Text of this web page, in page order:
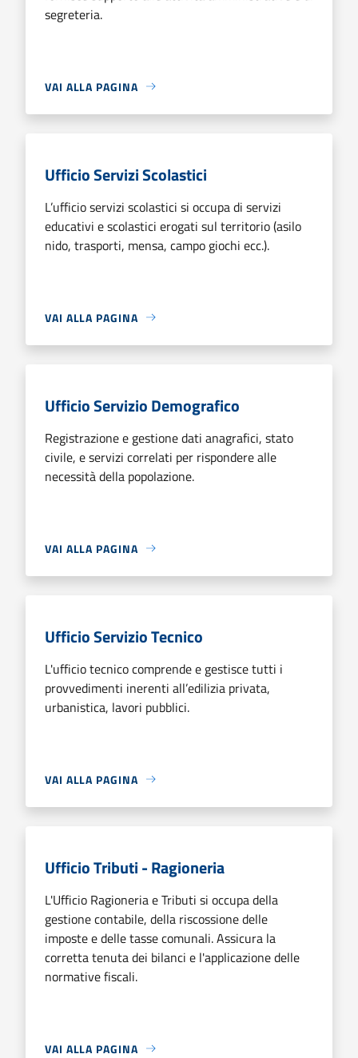
segreteria.
VAI ALLA PAGINA
Ufficio Servizi Scolastici
L’ufficio servizi scolastici si occupa di servizi
educativi e scolastici erogati sul territorio (asilo
nido, trasporti, mensa, campo giochi ecc.).
VAI ALLA PAGINA
Ufficio Servizio Demografico
Registrazione e gestione dati anagrafici, stato
civile, e servizi correlati per rispondere alle
necessità della popolazione.
VAI ALLA PAGINA
Ufficio Servizio Tecnico
L'ufficio tecnico comprende e gestisce tutti i
provvedimenti inerenti all’edilizia privata,
urbanistica, lavori pubblici.
VAI ALLA PAGINA
Ufficio Tributi - Ragioneria
L'Ufficio Ragioneria e Tributi si occupa della
gestione contabile, della riscossione delle
imposte e delle tasse comunali. Assicura la
corretta tenuta dei bilanci e l'applicazione delle
normative fiscali.
VAI ALLA PAGINA